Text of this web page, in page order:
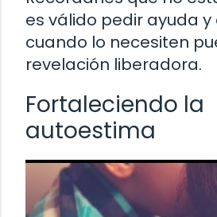
es válido pedir ayuda y
cuando lo necesiten
revelación liberadora.
Fortaleciendo la
autoestima